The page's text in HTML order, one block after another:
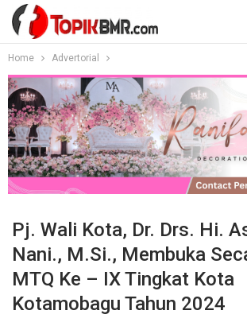
Home Advertorial
Pj. Wali Kota, Dr. Drs. Hi.
Nani., M.Si., Membuka
MTQ Ke – IX Tingkat Kota
Kotamobagu Tahun 2024